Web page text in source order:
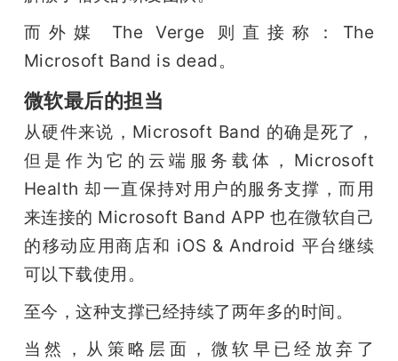
而外媒 The Verge 则直接称：The
Microsoft Band is dead。
微软最后的担当
从硬件来说，Microsoft Band 的确是死了，
但是作为它的云端服务载体，Microsoft
Health 却一直保持对用户的服务支撑，而用
来连接的 Microsoft Band APP 也在微软自己
的移动应用商店和 iOS & Android 平台继续
可以下载使用。
至今，这种支撑已经持续了两年多的时间。
当然，从策略层面，微软早已经放弃了